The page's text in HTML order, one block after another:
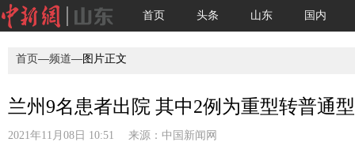
首页 头条 山东 国内
首页—频道—图片正文
兰州9名患者出院 其中2例为重型转普通
2021年11月08日 10:51 来源： 中国新闻网